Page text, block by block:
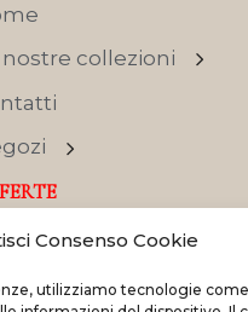
Consenso Cookie
utilizziamo tecnologie
nostre collezioni